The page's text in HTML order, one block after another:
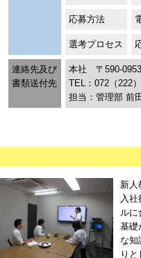
応募方法
選考プロセス
連絡先及び
書類送付先
本社 〒590-
TEL：072（222
担当：管理部 前
新人
入
ルに
基礎
な知
り